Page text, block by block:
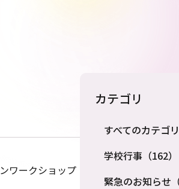
ワークショップ
カテゴリ
すべてのカテゴリ
学校行事（162）
緊急のお知らせ（